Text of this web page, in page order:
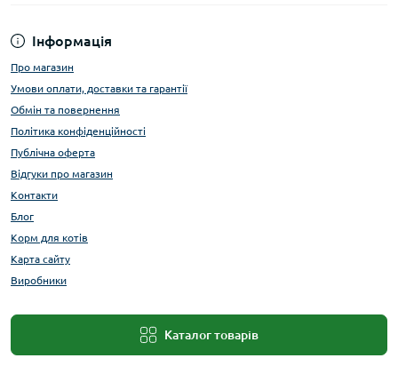
Інформація
Про магазин
Умови оплати, доставки та гарантії
Обмін та повернення
Політика конфіденційності
Публічна оферта
Відгуки про магазин
Контакти
Блог
Корм для котів
Карта сайту
Виробники
Каталог товарів